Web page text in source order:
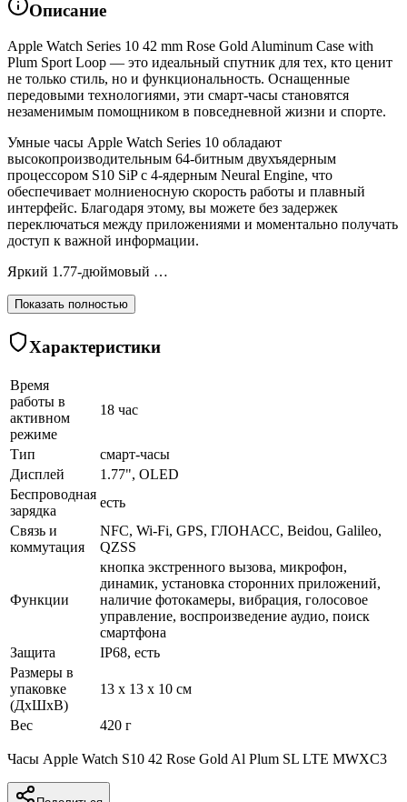
Описание
Apple Watch Series 10 42 mm Rose Gold Aluminum Case with
Plum Sport Loop — это идеальный спутник для тех, кто ценит
не только стиль, но и функциональность. Оснащенные
передовыми технологиями, эти смарт-часы становятся
незаменимым помощником в повседневной жизни и спорте.
Умные часы Apple Watch Series 10 обладают
высокопроизводительным 64-битным двухъядерным
процессором S10 SiP с 4-ядерным Neural Engine, что
обеспечивает молниеносную скорость работы и плавный
интерфейс. Благодаря этому, вы можете без задержек
переключаться между приложениями и моментально получать
доступ к важной информации.
Яркий 1.77-дюймовый …
Показать полностью
Характеристики
Время
работы в
активном
режиме
18 час
Тип
смарт-часы
Дисплей
1.77", OLED
Беспроводная
зарядка
есть
Связь и
коммутация
NFC, Wi-Fi, GPS, ГЛОНАСC, Beidou, Galileo,
QZSS
Функции
кнопка экстренного вызова, микрофон,
динамик, установка сторонних приложений,
наличие фотокамеры, вибрация, голосовое
управление, воспроизведение аудио, поиск
смартфона
Защита
IP68, есть
Размеры в
упаковке
(ДхШхВ)
13 x 13 x 10 см
Вес 420 г
Часы Apple Watch S10 42 Rose Gold Al Plum SL LTE MWXC3